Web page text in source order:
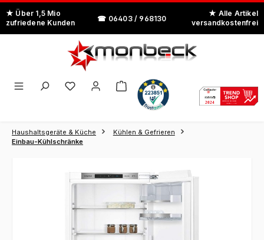
Zum Hauptinhalt springen
Haushaltsgeräte & Küche
Kühlen & Gefrieren
Einbau-Kühlschränke
Bildergalerie überspringen